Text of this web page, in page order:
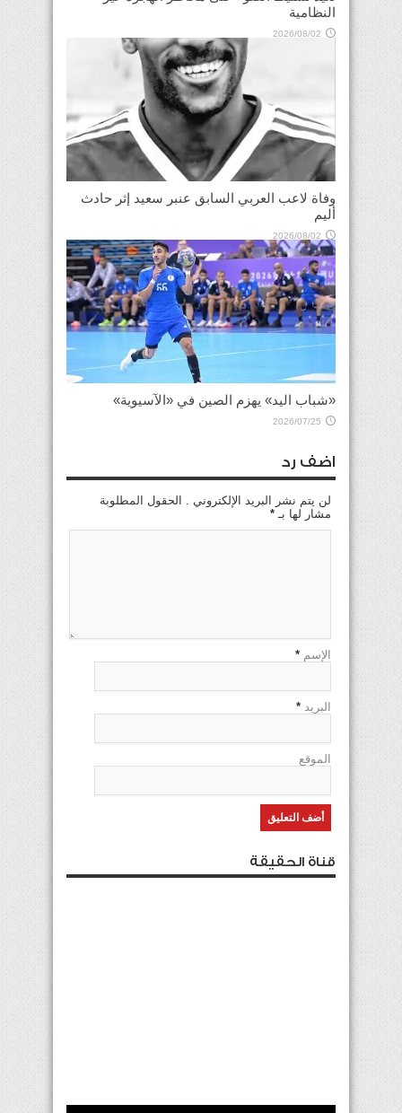
النظامية
2026/08/02
وفاة لاعب العربي السابق عنبر سعيد إثر حادث
أليم
2026/08/02
«شباب اليد» يهزم الصين في «الآسيوية»
2026/07/25
اضف رد
لن يتم نشر البريد الإلكتروني . الحقول المطلوبة
مشار لها بـ *
الإسم *
البريد *
الموقع
قناة الحقيقة